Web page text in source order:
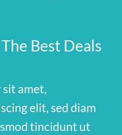
Best Deals
sit amet,
elit, sed diam
tincidunt ut